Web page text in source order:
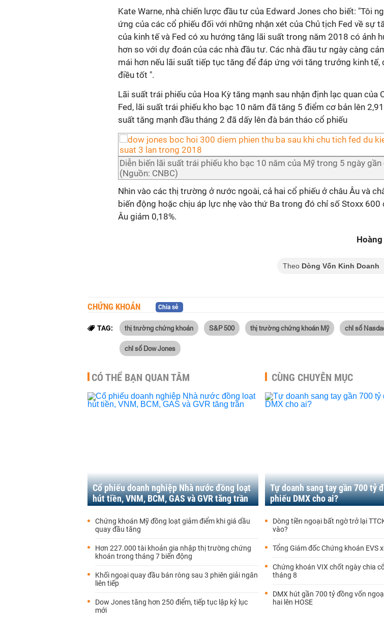
Kate Warne, nhà chiến lược đầu tư của Edward Jones cho biết: "Tôi
ứng của các cổ phiếu đối với những nhận xét của Chủ tịch Fed về sự
của kinh tế và Fed có xu hướng tăng lãi suất trong năm 2018 có ảnh
hơn so với dự đoán của các nhà đầu tư. Các nhà đầu tư ngày càng
mái hơn nếu lãi suất tiếp tục tăng để đáp ứng với tăng trưởng kinh tế,
điều tốt ".
Lãi suất trái phiếu của Hoa Kỳ tăng mạnh sau nhận định lạc quan của
Fed, lãi suất trái phiếu kho bạc 10 năm đã tăng 5 điểm cơ bản lên
suất tăng mạnh đầu tháng 2 đã dấy lên đà bán tháo cổ phiếu
Diễn biến lãi suất trái phiếu kho bạc 10 năm của Mỹ trong 5 ngày gần
(Nguồn: CNBC)
Nhìn vào các thị trường ở nước ngoài, cả hai cổ phiếu ở châu Âu và
biến động hoặc chịu áp lực nhẹ vào thứ Ba trong đó chỉ số Stoxx 600
Âu giảm 0,18%.
Theo Dòng Vốn Kinh Doanh
CHỨNG KHOÁN Chia sẻ
TAG: thị trường chứng khoán S&P 500 thị trường chứng khoán Mỹ chỉ số
chỉ số Dow Jones
CÓ THỂ BẠN QUAN TÂM
Cổ phiếu doanh nghiệp Nhà nước đồng loạt
hút tiền, VNM, BCM, GAS và GVR tăng trần
Chứng khoán Mỹ đồng loạt giảm điểm khi giá dầu
quay đầu tăng
Hơn 227.000 tài khoản gia nhập thị trường chứng
khoán trong tháng 7 biến động
Khối ngoại quay đầu bán ròng sau 3 phiên giải ngân
liên tiếp
Dow Jones tăng hơn 250 điểm, tiếp tục lập kỷ lục
mới
CÙNG CHUYÊN MỤC
Tự doanh sang tay gần 700 tỷ
phiếu DMX cho ai?
Dòng tiền ngoại bất ngờ trở lại
vào?
Tổng Giám đốc Chứng khoán EVS
Chứng khoán VIX chốt ngày chia
tháng 8
DMX hút gần 700 tỷ đồng vốn
hai lên HOSE